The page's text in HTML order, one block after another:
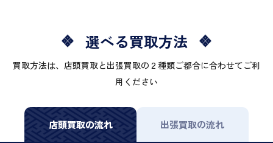
選べる買取方法
買取方法は、店頭買取と出張買取の２種類ご都合に合わせてご利
用ください
店頭買取の流れ 出張買取の流れ